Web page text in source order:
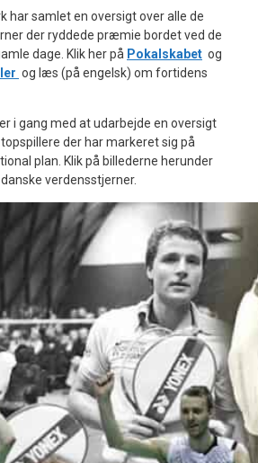
har samlet en oversigt over alle de
der ryddede præmie bordet ved de
dage. Klik her på Pokalskabet og
og læs (på engelsk) om fortidens
i gang med at udarbejde en oversigt
der har markeret sig på
plan. Klik på billederne herunder
verdensstjerner.